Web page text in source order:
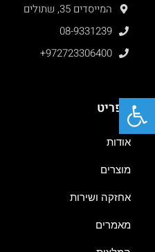
המייסדים 35, שתולים
08-9331239
+972723306400
תפריט
אודות
מוצרים
אחזקה ושירות
מאמרים
פתח סרגל נגישות